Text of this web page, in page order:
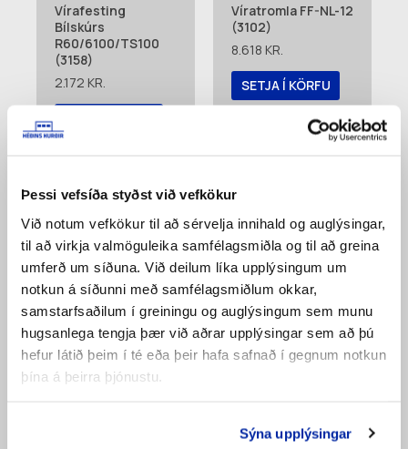
Þessi vefsíða styðst við vefkökur
Við notum vefkökur til að sérvelja innihald og auglýsingar,
til að virkja valmöguleika samfélagsmiðla og til að greina
umferð um síðuna. Við deilum líka upplýsingum um
notkun á síðunni með samfélagsmiðlum okkar,
samstarfsaðilum í greiningu og auglýsingum sem munu
hugsanlega tengja þær við aðrar upplýsingar sem að þú
hefur látið þeim í té eða þeir hafa safnað í gegnum notkun
þína á þeirra þjónustu.
Sýna upplýsingar
Vírafesting
Bílskúrs
R60/6100/TS100
(3158)
2.172 KR.
Víratromla FF-NL-12
(3102)
8.618 KR.
SETJA Í KÖRFU
pöntunarlista
5.914KR.